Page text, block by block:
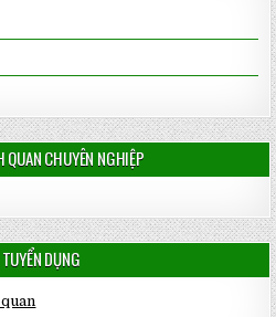
QUAN CHUYÊN NGHIỆP
DỤNG